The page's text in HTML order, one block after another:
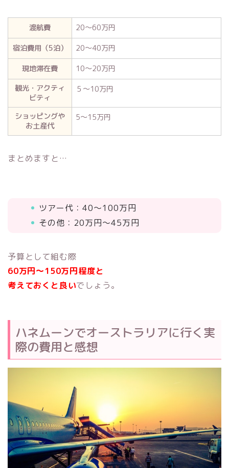
渡航費
20～60万円
宿泊費用（5泊）
20～40万円
現地滞在費
10～20万円
観光・アクティ
ビティ
５～10万円
ショッピングや
お土産代
5～15万円
まとめますと…
ツアー代：40～100万円
その他：20万円～45万円
予算として組む際
60万円～150万円程度と
考えておくと良いでしょう。
ハネムーンでオーストラリアに行く実
際の費用と感想